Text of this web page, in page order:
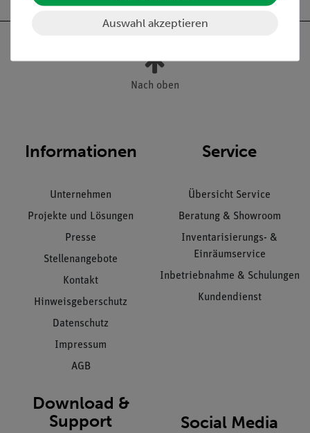
Nach oben
Informationen
Unternehmen
Projekte und Lösungen
Presse
Stellenangebote
Kontakt
Hinweisgeberschutz
Datenschutz
Impressum
AGB
Service
Übersicht Service
Beratung & Showroom
Inventarisierungs- &
Einräumservice
Inbetriebnahme & Schulungen
Kundendienst
Download &
Support
Social Media
Auswahl akzeptieren